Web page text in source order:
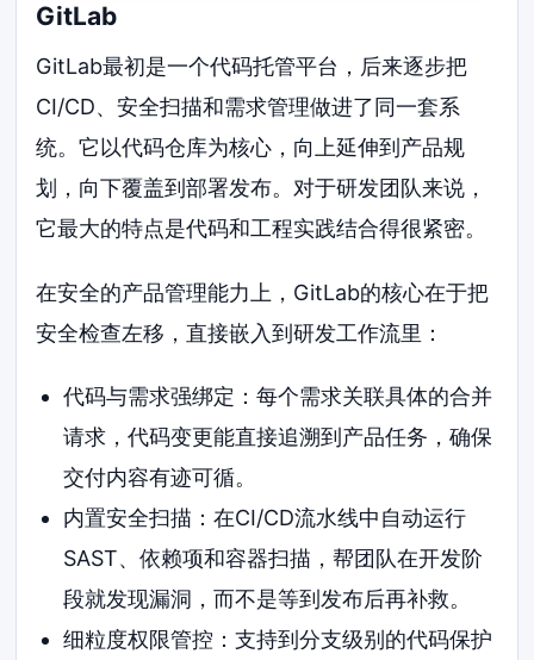
GitLab
GitLab最初是一个代码托管平台，后来逐步把
CI/CD、安全扫描和需求管理做进了同一套系
统。它以代码仓库为核心，向上延伸到产品规
划，向下覆盖到部署发布。对于研发团队来说，
它最大的特点是代码和工程实践结合得很紧密。
在安全的产品管理能力上，GitLab的核心在于把
安全检查左移，直接嵌入到研发工作流里：
代码与需求强绑定：每个需求关联具体的合并
请求，代码变更能直接追溯到产品任务，确保
交付内容有迹可循。
内置安全扫描：在CI/CD流水线中自动运行
SAST、依赖项和容器扫描，帮团队在开发阶
段就发现漏洞，而不是等到发布后再补救。
细粒度权限管控：支持到分支级别的代码保护